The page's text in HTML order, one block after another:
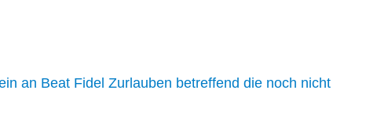
an Beat Fidel Zurlauben betreffend die noch nicht